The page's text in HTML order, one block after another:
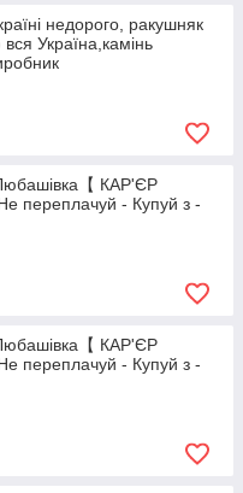
якісний
ефекту і цілей в
тому гарантуємо високі
того, що ми не є
самостійно,
підхід до
недорого, ракушняк
Україна,камінь
【 КАР'ЄР
переплачуй - Купуй з -
【 КАР'ЄР
переплачуй - Купуй з -